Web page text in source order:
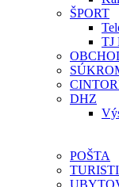
ŠPORT
TJ
DHZ
POŠTA